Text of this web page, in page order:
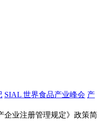
SIAL 世界食品产业峰会 产
企业注册管理规定》政策简